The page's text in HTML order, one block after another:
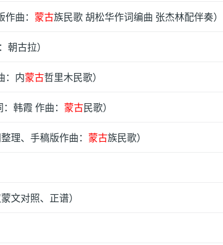
曲： 蒙古族民歌 胡松华作词编曲 张杰林配伴奏）
朝古拉）
：内蒙古哲里木民歌）
韩霞 作曲： 蒙古民歌）
理、手稿版作曲： 蒙古族民歌）
文对照、正谱）